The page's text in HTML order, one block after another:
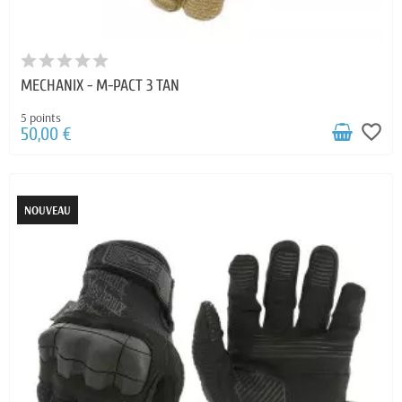
MECHANIX - M-PACT 3 TAN
5 points
50,00 € favorite_border
NOUVEAU